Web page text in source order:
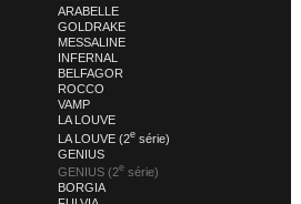
ARABELLE
GOLDRAKE
MESSALINE
INFERNAL
BELFAGOR
ROCCO
VAMP
LA LOUVE
LA LOUVE (2esérie)
GENIUS
GENIUS (2esérie)
BORGIA